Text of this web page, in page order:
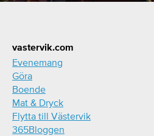
Footer
vastervik.com
Evenemang
Göra
Boende
Mat & Dryck
Flytta till Västervik
365Bloggen